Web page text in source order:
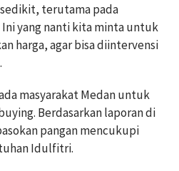
terutama pada
yang nanti kita minta untuk
harga, agar bisa diintervensi
masyarakat Medan untuk
Berdasarkan laporan di
pangan mencukupi
Idulfitri.